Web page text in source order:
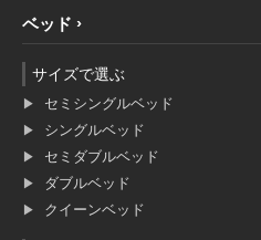
ベッド
サイズで選ぶ
セミシングルベッド
シングルベッド
セミダブルベッド
ダブルベッド
クイーンベッド